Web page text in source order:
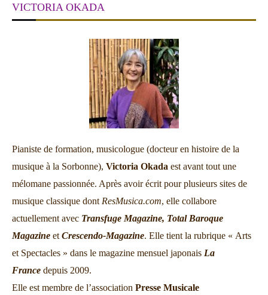
VICTORIA OKADA
Pianiste de formation, musicologue (docteur en histoire de la
musique à la Sorbonne), Victoria Okada est avant tout une
mélomane passionnée. Après avoir écrit pour plusieurs sites de
musique classique dont ResMusica.com, elle collabore
actuellement avec Transfuge Magazine, Total Baroque
Magazine et Crescendo-Magazine. Elle tient la rubrique « Arts
et Spectacles » dans le magazine mensuel japonais La
France depuis 2009.
Elle est membre de l’association Presse Musicale